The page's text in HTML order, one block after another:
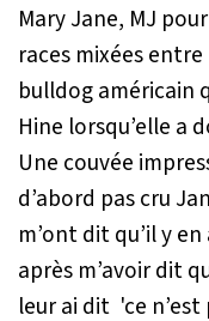
Mary Jane, MJ
races mixées
bulldog américain
Hine lorsqu’elle a
Une couvée
d’abord pas cru
m’ont dit qu’il y
après m’avoir dit
leur ai dit 'ce